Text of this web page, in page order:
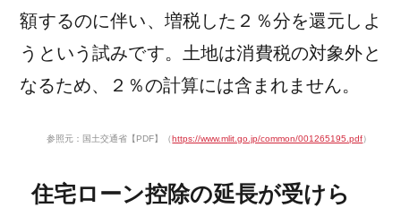
額するのに伴い、増税した２％分を還元しよ
うという試みです。土地は消費税の対象外と
なるため、２％の計算には含まれません。
参照元：国土交通省【PDF】（https://www.mlit.go.jp/common/001265195.pdf）
住宅ローン控除の延長が受けら